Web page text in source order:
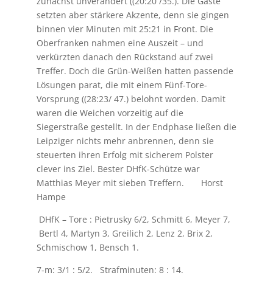
setzten aber stärkere Akzente, denn sie gingen
binnen vier Minuten mit 25:21 in Front. Die
Oberfranken nahmen eine Auszeit – und
verkürzten danach den Rückstand auf zwei
Treffer. Doch die Grün-Weißen hatten passende
Lösungen parat, die mit einem Fünf-Tore-
Vorsprung ((28:23/ 47.) belohnt worden. Damit
waren die Weichen vorzeitig auf die
Siegerstraße gestellt. In der Endphase ließen die
Leipziger nichts mehr anbrennen, denn sie
steuerten ihren Erfolg mit sicherem Polster
clever ins Ziel. Bester DHfK-Schütze war
Matthias Meyer mit sieben Treffern. Horst
Hampe
DHfK – Tore : Pietrusky 6/2, Schmitt 6, Meyer 7,
Bertl 4, Martyn 3, Greilich 2, Lenz 2, Brix 2,
Schmischow 1, Bensch 1.
7-m: 3/1 : 5/2. Strafminuten: 8 : 14.